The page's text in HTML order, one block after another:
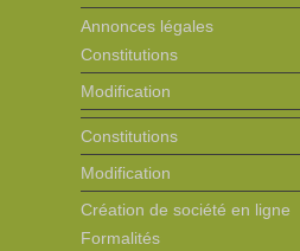
Annonces légales
Constitutions
Modification
Constitutions
Modification
Création de société en ligne
Formalités